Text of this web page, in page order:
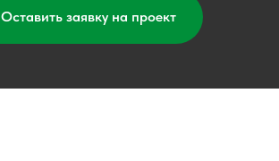
Оставить заявку на проект